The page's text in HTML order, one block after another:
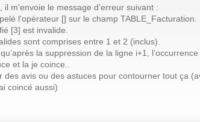
il m'envoie le message d'erreur suivant :
l'opérateur [] sur le champ TABLE_Facturation.
[3] est invalide.
sont comprises entre 1 et 2 (inclus).
la suppression de la ligne i+1,
et la je coince..
des avis ou des astuces pour contourner tout ça
coincé aussi)